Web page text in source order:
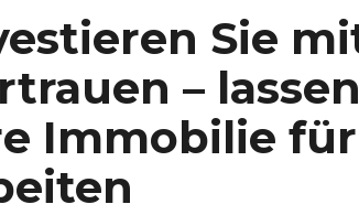
Sie
–
Immobilie für